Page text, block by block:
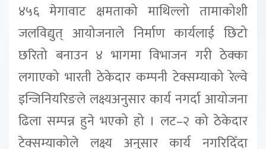
४५६ मेगावाट क्षमताको माथिल्लो तामाकोशी
जलविद्युत् आयोजनाले निर्माण कार्यलाई छिटो
छरितो बनाउन ४ भागमा विभाजन गरी ठेक्का
लगाएको भारती ठेकेदार कम्पनी टेक्सम्याको रेल्वे
इन्जिनियरिङले लक्ष्यअनुसार कार्य नगर्दा आयोजना
ढिला सम्पन्न हुने भएको हो । लट–२ को ठेकेदार
टेक्सम्याकोले लक्ष्य अनुसार कार्य नगरिदिँदा